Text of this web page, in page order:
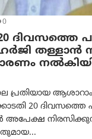
0
ദിവസത്തെ
തള്ളാൻ
പ്രതിയായ
20 ദിവസത്തെ